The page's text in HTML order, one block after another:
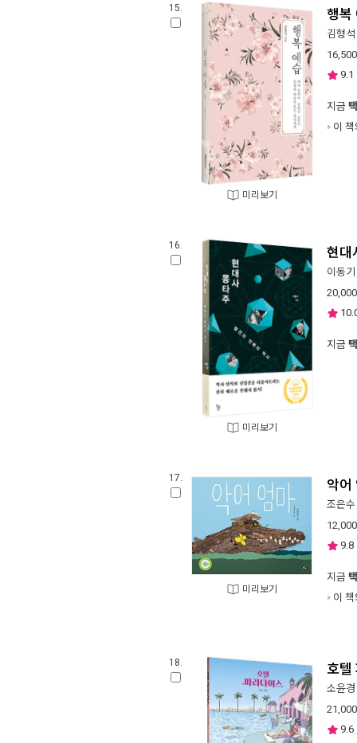
15.
미리보기
행복
김형석
16,500
9.1
지금
이
16.
미리보기
현대
이동기
20,000
지금
17.
미리보기
악어
조은수
12,000
9.8
지금
이
18. 호텔
소윤경
21,000
9.6